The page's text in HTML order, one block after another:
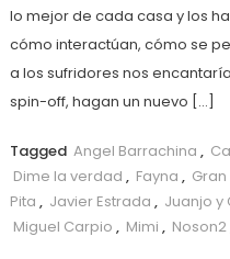
lo mejor de cada casa y los
cómo interactúan, cómo se
a los sufridores nos
spin-off, hagan un nuevo […]
Tagged Angel Barrachina ,
Dime la verdad , Fayna ,
Pita , Javier Estrada , Juanjo y
Miguel Carpio , Mimi , Noson2